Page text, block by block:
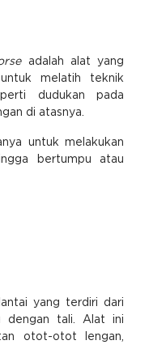
adalah alat yang
melatih teknik
dudukan pada
di atasnya.
untuk melakukan
bertumpu atau
yang terdiri dari
dengan tali. Alat ini
otot-otot lengan,